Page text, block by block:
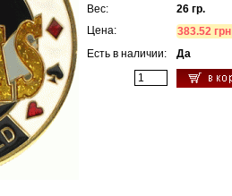
Вес:
26 гр.
Цена:
383.52 грн
Есть в наличии:
Да